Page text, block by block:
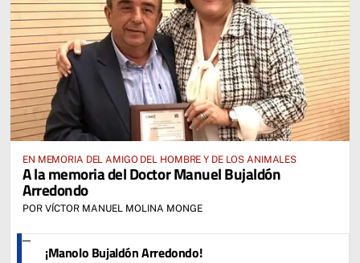
EN MEMORIA DEL AMIGO DEL HOMBRE Y DE LOS ANIMALES
A la memoria del Doctor Manuel Bujaldón
Arredondo
POR VÍCTOR MANUEL MOLINA MONGE
¡Manolo Bujaldón Arredondo!